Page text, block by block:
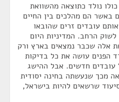
של כ-10,000 כול כולו נולד כתוצאה מהשוואת
באשר הם מהלכים בין החיים
עובדים זרים שהובאו
הרחב. המדיניות היום
אלה שכבר נמצאים בארץ ורק
הפנים עושה את כל בדיקות
חדשים. אבל ההישג
מכך שנעשתה בחינה יסודית
שרשאים להיות בישראל,